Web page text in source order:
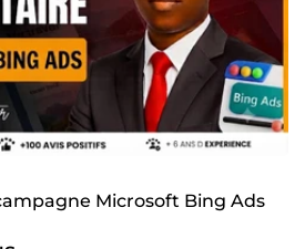
Microsoft Bing Ads